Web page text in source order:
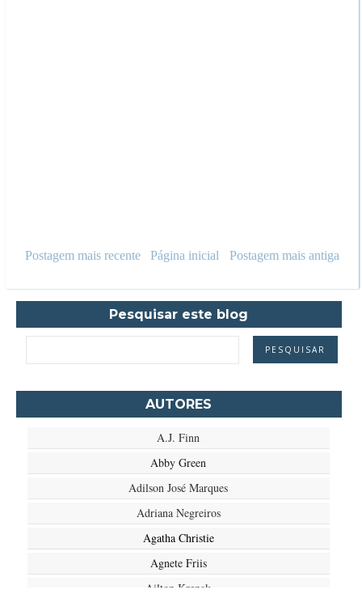
Postagem mais recente Postagem mais antiga
Página inicial
Pesquisar este blog
AUTORES
A.J. Finn
Abby Green
Adilson José Marques
Adriana Negreiros
Agatha Christie
Agnete Friis
Ailton Krenak